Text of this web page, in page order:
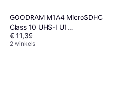
GOODRAM M1A4 MicroSDHC
Class 10 UHS-I U1
100/10MB/s 16GB
€ 11,39
2 winkels